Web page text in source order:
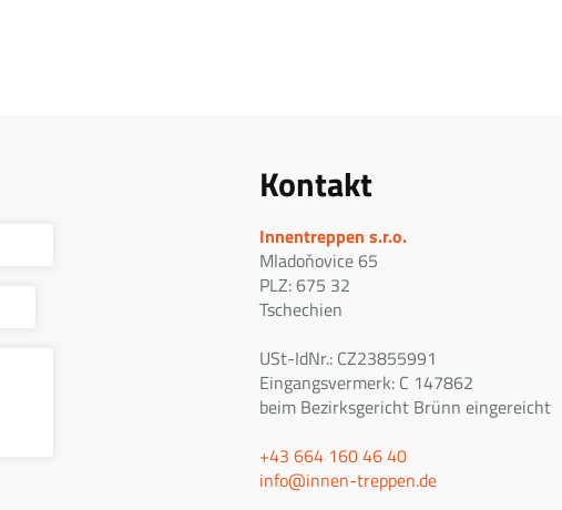
Kontakt
Innentreppen s.r.o.
Mladoňovice 65
PLZ: 675 32
Tschechien
USt-IdNr.: CZ23855991
Eingangsvermerk: C 147862
beim Bezirksgericht Brünn eingereicht
+43 664 160 46 40
info@innen-treppen.de